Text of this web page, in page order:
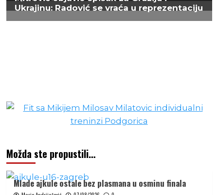
Možda ste propustili…
Mlade ajkule ostale bez plasmana u osminu finala